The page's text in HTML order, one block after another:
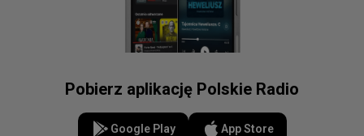
Pobierz aplikację Polskie Radio
Google Play App Store